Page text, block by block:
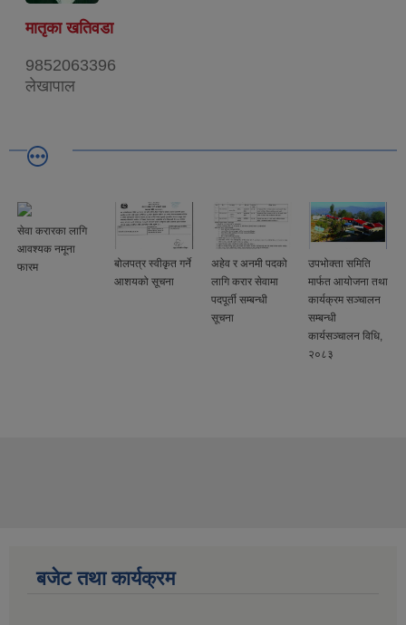
मातृका खतिवडा
9852063396
लेखापाल
सेवा करारका लागि
आवश्यक नमूना
फारम
बोलपत्र स्वीकृत गर्ने
आशयको सूचना
अहेव र अनमी पदको
लागि करार सेवामा
पदपूर्ती सम्बन्धी
सूचना
उपभोक्ता समिति
मार्फत आयोजना तथा
कार्यक्रम सञ्चालन
सम्बन्धी
कार्यसञ्चालन विधि,
२०८३
बजेट तथा कार्यक्रम